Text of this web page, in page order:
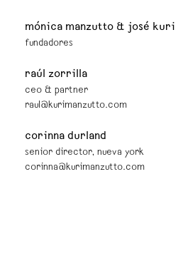
mónica manzutto & josé kuri
fundadores
raúl zorrilla
ceo & partner
raul@kurimanzutto.com
corinna durland
senior director, nueva york
corinna@kurimanzutto.com